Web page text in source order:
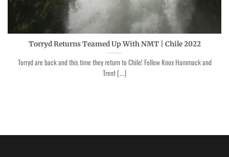
Torryd Returns Teamed Up With NMT | Chile 2022
Torryd are back and this time they return to Chile! Follow Knox Hammack and
Trent [...]